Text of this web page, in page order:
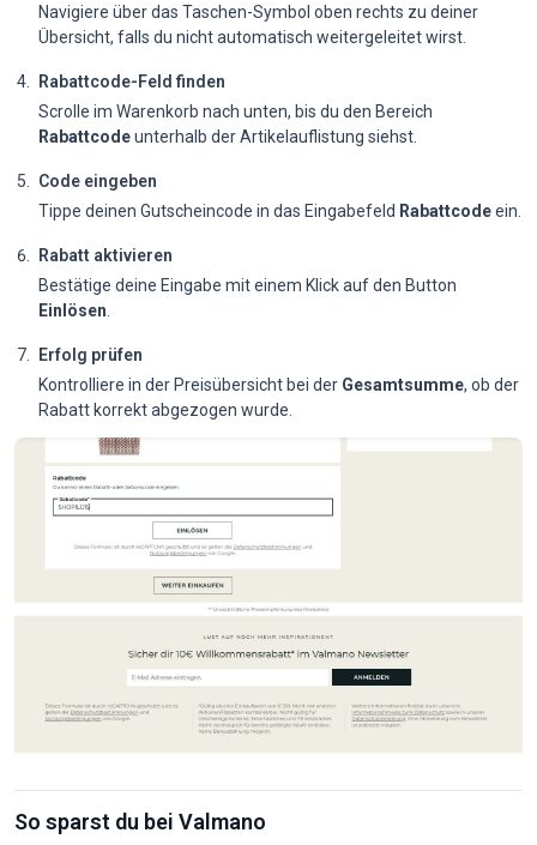
Navigiere über das Taschen-Symbol oben rechts zu deiner
Übersicht, falls du nicht automatisch weitergeleitet wirst.
Rabattcode-Feld finden
Scrolle im Warenkorb nach unten, bis du den Bereich
Rabattcodeunterhalb der Artikelauflistung siehst.
Code eingeben
Tippe deinen Gutscheincode in das Eingabefeld Rabattcodeein.
Rabatt aktivieren
Bestätige deine Eingabe mit einem Klick auf den Button
Einlösen
Erfolg prüfen
Kontrolliere in der Preisübersicht bei der Gesamtsumme, ob der
Rabatt korrekt abgezogen wurde.
So sparst du bei Valmano